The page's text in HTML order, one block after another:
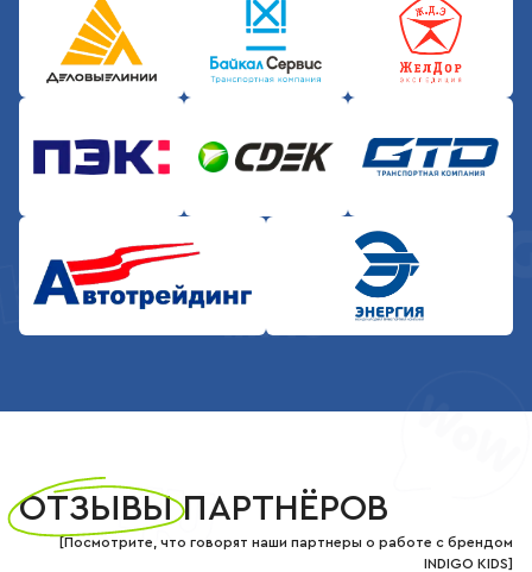
Отзывы партнёров
ОТЗЫВЫ ПАРТНЁРОВ
[Посмотрите, что говорят наши партнеры о работе с брендом
INDIGO KIDS]